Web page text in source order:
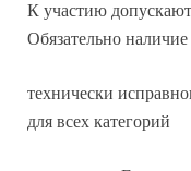
К участию
Обязательно наличие
технически
для всех категорий